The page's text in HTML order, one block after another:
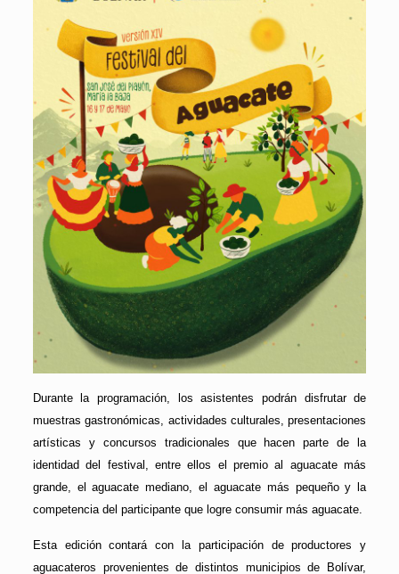
Durante la programación, los asistentes podrán disfrutar de
muestras gastronómicas, actividades culturales, presentaciones
artísticas y concursos tradicionales que hacen parte de la
identidad del festival, entre ellos el premio al aguacate más
grande, el aguacate mediano, el aguacate más pequeño y la
competencia del participante que logre consumir más aguacate.
Esta edición contará con la participación de productores y
aguacateros provenientes de distintos municipios de Bolívar,